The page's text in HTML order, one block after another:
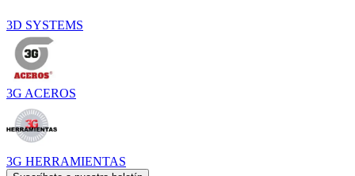
3D SYSTEMS
3G ACEROS
3G HERRAMIENTAS